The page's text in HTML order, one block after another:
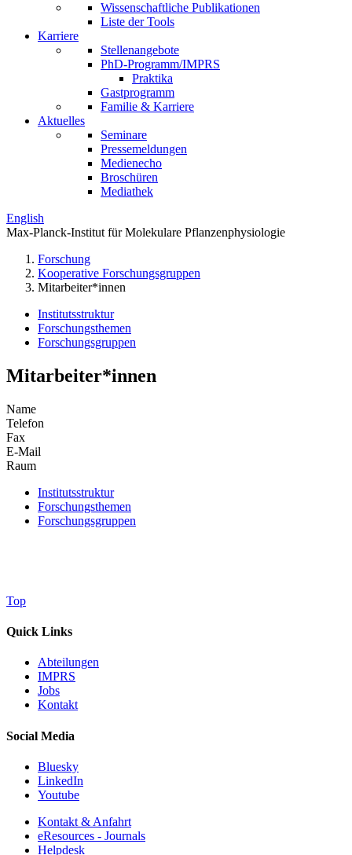
Wissenschaftliche Publikationen
Liste der Tools
Karriere
Stellenangebote
PhD-Programm/IMPRS
Praktika
Gastprogramm
Familie & Karriere
Aktuelles
Seminare
Pressemeldungen
Medienecho
Broschüren
Mediathek
English
Max-Planck-Institut für Molekulare Pflanzenphysiologie
Forschung
Kooperative Forschungsgruppen
Mitarbeiter*innen
Institutsstruktur
Forschungsthemen
Forschungsgruppen
Mitarbeiter*innen
Name
Telefon
Fax
E-Mail
Raum
Institutsstruktur
Forschungsthemen
Forschungsgruppen
Top
Quick Links
Abteilungen
IMPRS
Jobs
Kontakt
Social Media
Bluesky
LinkedIn
Youtube
Kontakt & Anfahrt
eResources - Journals
Helpdesk